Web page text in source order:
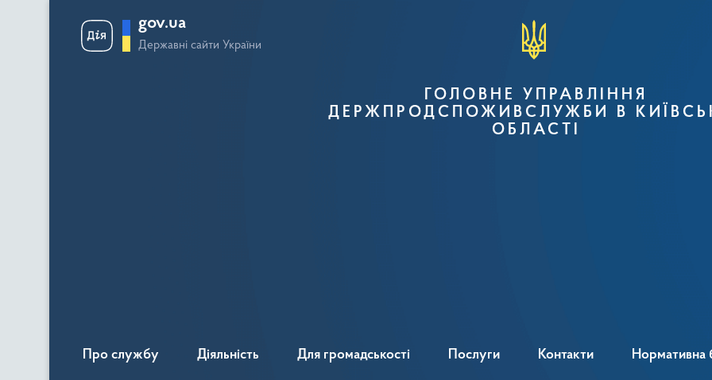
gov.ua
Державні сайти України
ГОЛОВНЕ УПРАВЛІННЯ
ДЕРЖПРОДСПОЖИВСЛУЖБИ В
ОБЛАСТІ
Про службу Діяльність Для громадськості Послуги Контакти Нормативна